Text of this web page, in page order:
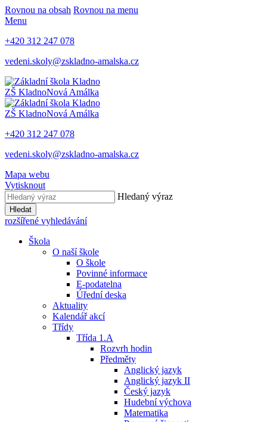
Rovnou na obsah Rovnou na menu
Menu
+420 312 247 078
vedeni.skoly@zskladno-amalska.cz
ZŠ KladnoNová Amálka
ZŠ KladnoNová Amálka
+420 312 247 078
vedeni.skoly@zskladno-amalska.cz
Mapa webu
Vytisknout
Hledaný výraz
Hledat
rozšířené vyhledávání
Škola
O naší škole
O škole
Povinné informace
E-podatelna
Úřední deska
Aktuality
Kalendář akcí
Třídy
Třída 1.A
Rozvrh hodin
Předměty
Anglický jazyk
Anglický jazyk II
Český jazyk
Hudební výchova
Matematika